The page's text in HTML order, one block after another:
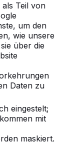
Teil von
um den
wie unsere
über die
Daten zu
eingestelt;
mit
maskiert.
auf